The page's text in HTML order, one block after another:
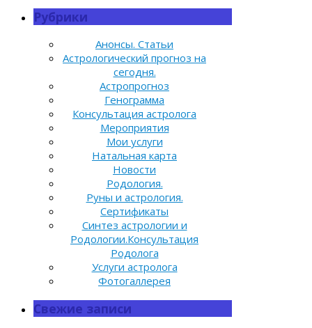
Рубрики
Анонсы. Статьи
Астрологический прогноз на
сегодня.
Астропрогноз
Генограмма
Консультация астролога
Мероприятия
Мои услуги
Натальная карта
Новости
Родология.
Руны и астрология.
Сертификаты
Синтез астрологии и
Родологии.Консультация
Родолога
Услуги астролога
Фотогаллерея
Свежие записи